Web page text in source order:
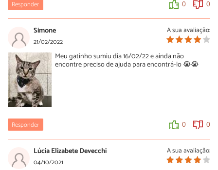
Responder 0 0
A sua avaliação:
Simone
21/02/2022
Meu gatinho sumiu dia 16/02/22 e ainda não
encontre preciso de ajuda para encontrá-lo 😭😭
Responder 0 0
A sua avaliação:
Lúcia Elizabete Devecchi
04/10/2021